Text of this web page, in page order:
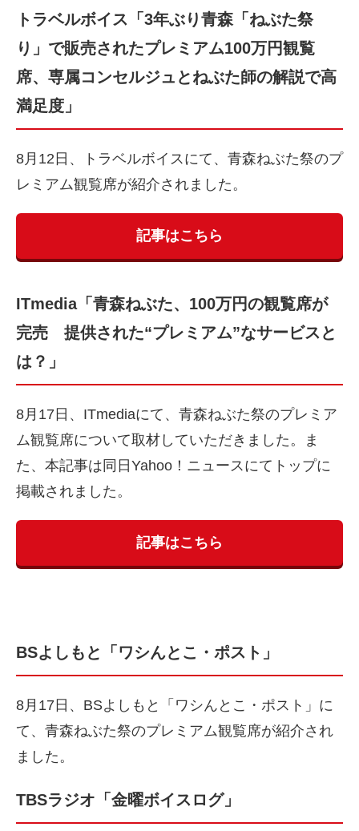
トラベルボイス「3年ぶり青森「ねぶた祭
り」で販売されたプレミアム100万円観覧
席、専属コンセルジュとねぶた師の解説で高
満足度」
8月12日、トラベルボイスにて、青森ねぶた祭のプ
レミアム観覧席が紹介されました。
記事はこちら
ITmedia「青森ねぶた、100万円の観覧席が
完売 提供された“プレミアム”なサービスと
は？」
8月17日、ITmediaにて、青森ねぶた祭のプレミア
ム観覧席について取材していただきました。ま
た、本記事は同日Yahoo！ニュースにてトップに
掲載されました。
記事はこちら
BSよしもと「ワシんとこ・ポスト」
8月17日、BSよしもと「ワシんとこ・ポスト」に
て、青森ねぶた祭のプレミアム観覧席が紹介され
ました。
TBSラジオ「金曜ボイスログ」